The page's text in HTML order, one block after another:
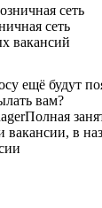
сеть
вакансий
ещё будут
вам?
Полная
вакансии, в